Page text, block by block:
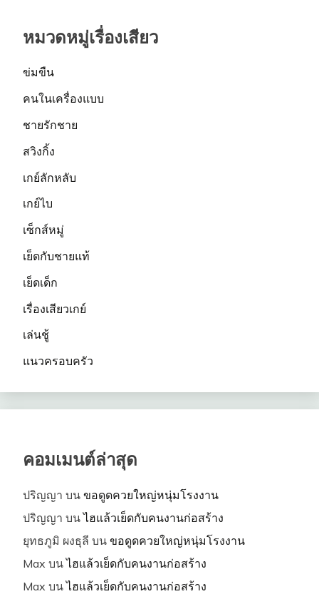
หมวดหมู่เรื่องเสียว
ข่มขืน
คนในเครื่องแบบ
ชายรักชาย
สวิงกิ้ง
เกย์ลักหลับ
เกย์ไบ
เซ็กส์หมู่
เย็ดกับชายแท้
เย็ดเด็ก
เรื่องเสียวเกย์
เล่นชู้
แนวครอบครัว
คอมเมนต์ล่าสุด
ปริญญา บน ขอดูดควยใหญ่หนุ่มโรงงาน
ปริญญา บนไฮแล้วเย็ดกับคนงานก่อสร้าง
ยุทธภูมิ ผงธุลี บน ขอดูดควยใหญ่หนุ่มโรงงาน
Max บนไฮแล้วเย็ดกับคนงานก่อสร้าง
Max บนไฮแล้วเย็ดกับคนงานก่อสร้าง